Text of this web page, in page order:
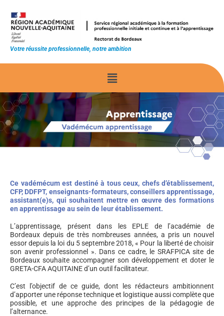
Votre réussite professionnelle, notre ambition
Ce vadémécum est destiné à tous ceux, chefs d’établissement,
CFP, DDFPT, enseignants-formateurs, conseillers apprentissage,
assistant(e)s, qui souhaitent mettre en œuvre des formations
en apprentissage au sein de leur établissement.
L’apprentissage, présent dans les EPLE de l’académie de
Bordeaux depuis de très nombreuses années, a pris un nouvel
essor depuis la loi du 5 septembre 2018, « Pour la liberté de choisir
son avenir professionnel ». Dans ce cadre, le SRAFPICA site de
Bordeaux souhaite accompagner son développement et doter le
GRETA-CFA AQUITAINE d’un outil facilitateur.
C’est l’objectif de ce guide, dont les rédacteurs ambitionnent
d’apporter une réponse technique et logistique aussi complète que
possible, et une approche des principes de la pédagogie de
l’alternance.